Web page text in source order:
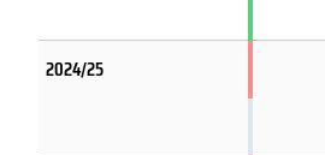
2024/25